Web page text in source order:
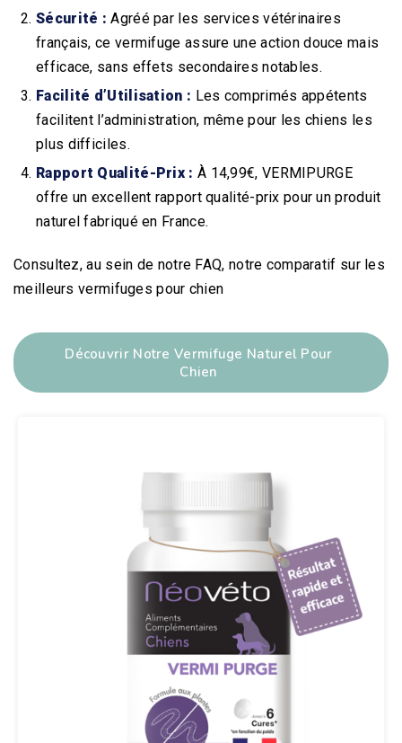
Sécurité : Agréé par les services vétérinaires
français, ce vermifuge assure une action douce mais
efficace, sans effets secondaires notables.
Facilité d’Utilisation : Les comprimés appétents
facilitent l’administration, même pour les chiens les
plus difficiles.
Rapport Qualité-Prix : À 14,99€, VERMIPURGE
offre un excellent rapport qualité-prix pour un produit
naturel fabriqué en France.
Consultez, au sein de notre FAQ, notre comparatif sur les
meilleurs vermifuges pour chien
Découvrir Notre Vermifuge Naturel Pour
Chien